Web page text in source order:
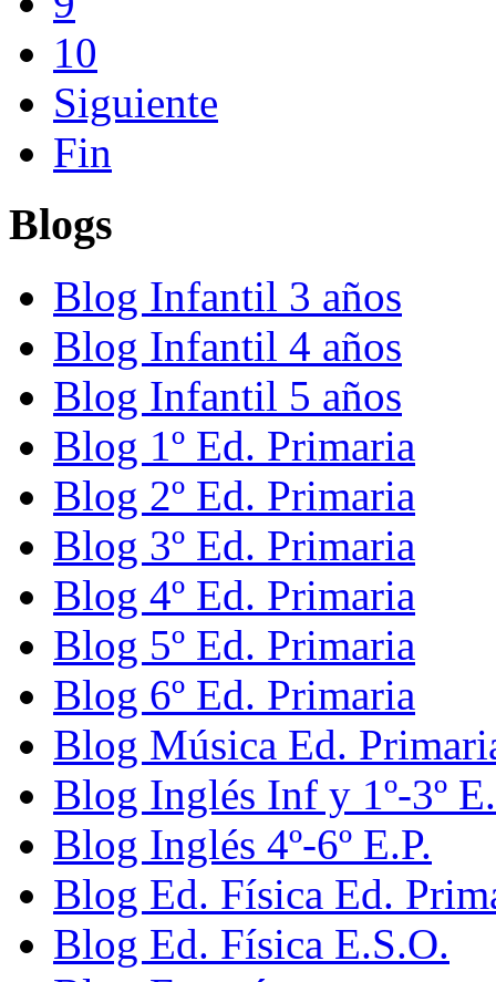
10
Siguiente
Fin
Blogs
Blog Infantil 3 años
Blog Infantil 4 años
Blog Infantil 5 años
Blog 1º Ed. Primaria
Blog 2º Ed. Primaria
Blog 3º Ed. Primaria
Blog 4º Ed. Primaria
Blog 5º Ed. Primaria
Blog 6º Ed. Primaria
Blog Música Ed.
Blog Inglés Inf y 1º-3º
Blog Inglés 4º-6º E.P.
Blog Ed. Física Ed.
Blog Ed. Física E.S.O.